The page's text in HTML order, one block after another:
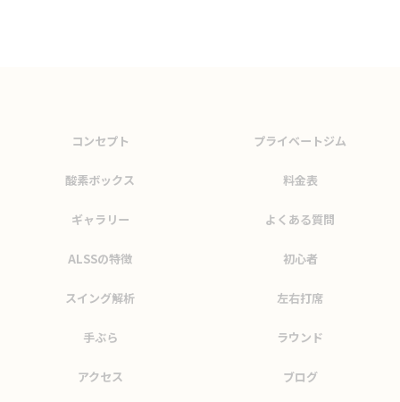
コンセプト プライベートジム
酸素ボックス 料金表
ギャラリー よくある質問
ALSSの特徴 初心者
スイング解析 左右打席
手ぶら ラウンド
アクセス ブログ